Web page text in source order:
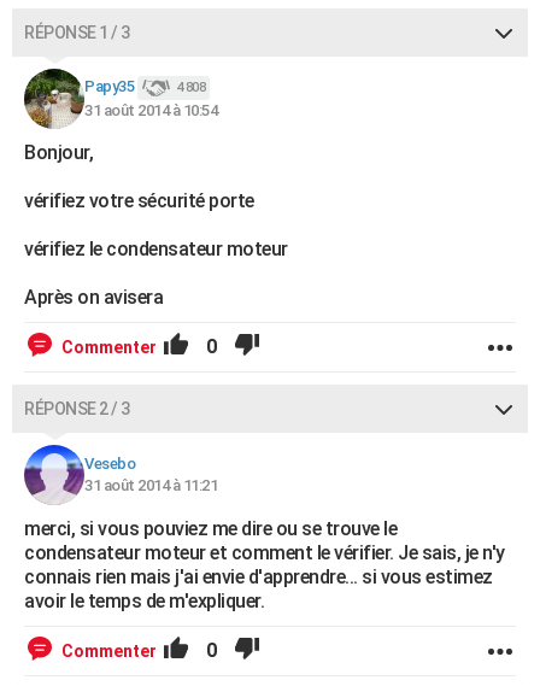
Dictionnaire
Biographies
Citations
Expressions
Proverbes
PROGRAMME TV
COPAINS D'AVANT
S'inscrire
Se connecter
Lycées
Collèges
Primaires
Universités
Entreprises
Service militaire
Avis de recherche
RÉPONSE 1 / 3
Papy35 4 808
31 août 2014 à 10:54
Bonjour,
vérifiez votre sécurité porte
vérifiez le condensateur moteur
Après on avisera
Commenter 0
RÉPONSE 2 / 3
Vesebo
31 août 2014 à 11:21
merci, si vous pouviez me dire ou se trouve le
condensateur moteur et comment le vérifier. Je sais, je n'y
connais rien mais j'ai envie d'apprendre... si vous estimez
avoir le temps de m'expliquer.
Commenter 0